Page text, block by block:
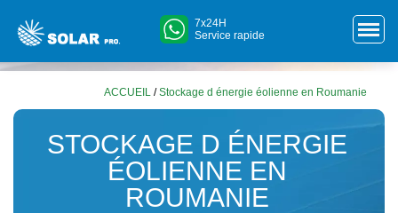
7x24H
Service rapide
ACCUEIL /Stockage d énergie éolienne en Roumanie
STOCKAGE D ÉNERGIE
ÉOLIENNE EN
ROUMANIE